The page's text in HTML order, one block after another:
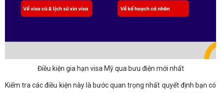
Điều kiện gia hạn visa Mỹ qua bưu điện mới nhất
Kiểm tra các điều kiện này là bước quan trọng nhất quyết định bạn có